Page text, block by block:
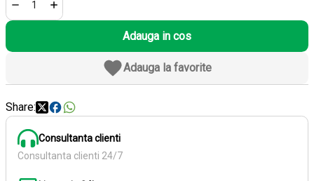
Adauga in cos
Adauga la favorite
Share:
Consultanta clienti
Consultanta clienti 24/7